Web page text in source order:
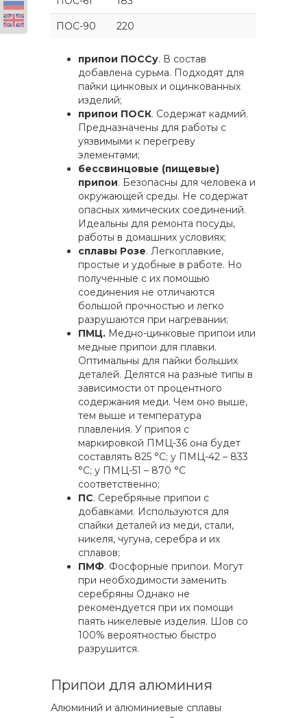
ПОС-90 220
припои ПОССу. В состав
добавлена сурьма. Подходят для
пайки цинковых и оцинкованных
изделий;
припои ПОСК. Содержат кадмий.
Предназначены для работы с
уязвимыми к перегреву
элементами;
бессвинцовые (пищевые)
припои. Безопасны для человека и
окружающей среды. Не содержат
опасных химических соединений.
Идеальны для ремонта посуды,
работы в домашних условиях;
сплавы Розе. Легкоплавкие,
простые и удобные в работе. Но
полученные с их помощью
соединения не отличаются
большой прочностью и легко
разрушаются при нагревании;
ПМЦ. Медно-цинковые припои или
медные припои для плавки.
Оптимальны для пайки больших
деталей. Делятся на разные типы в
зависимости от процентного
содержания меди. Чем оно выше,
тем выше и температура
плавления. У припоя с
маркировкой ПМЦ-36 она будет
составлять 825 °С; у ПМЦ-42 – 833
°С; у ПМЦ-51 – 870 °С
соответственно;
ПС. Серебряные припои с
добавками. Используются для
спайки деталей из меди, стали,
никеля, чугуна, серебра и их
сплавов;
ПМФ. Фосфорные припои. Могут
при необходимости заменить
серебряны Однако не
рекомендуется при их помощи
паять никелевые изделия. Шов со
100% вероятностью быстро
разрушится.
Припои для алюминия
Алюминий и алюминиевые сплавы